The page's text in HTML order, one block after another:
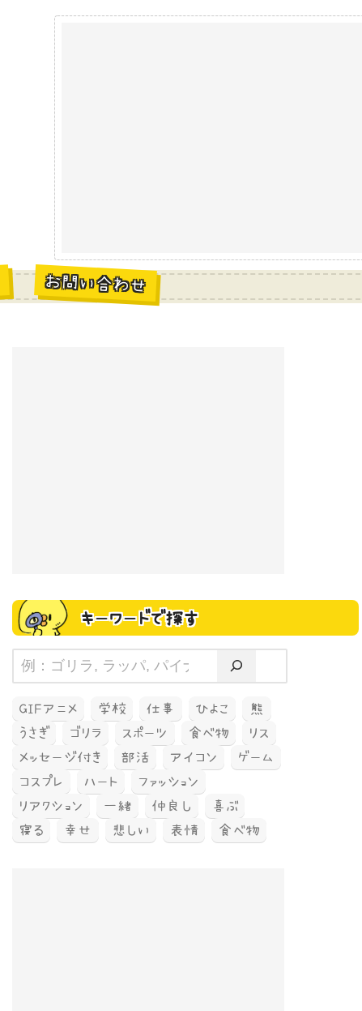
お問い合わせ
キーワードで探す
GIFアニメ 学校 仕事 ひよこ
熊
うさぎ
ゴリラ スポーツ 食べ物
リス
メッセージ付き
部活 アイコン
ゲーム
コスプレ
ハート
ファッション
リアクション
一緒 仲良し
喜ぶ
寝る
幸せ 悲しい 表情 食べ物